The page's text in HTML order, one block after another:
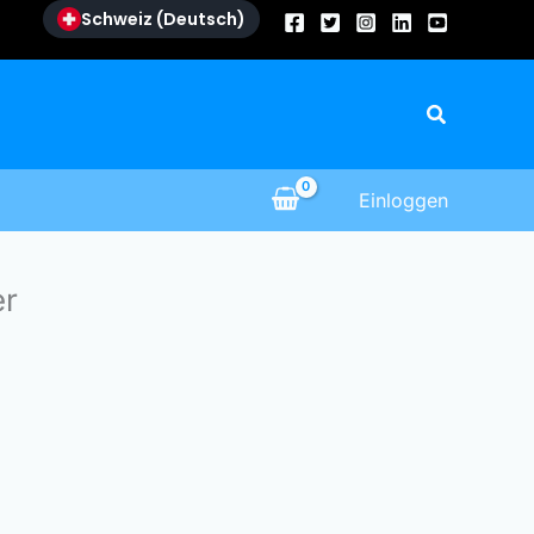
Schweiz (Deutsch)
Suche
Einloggen